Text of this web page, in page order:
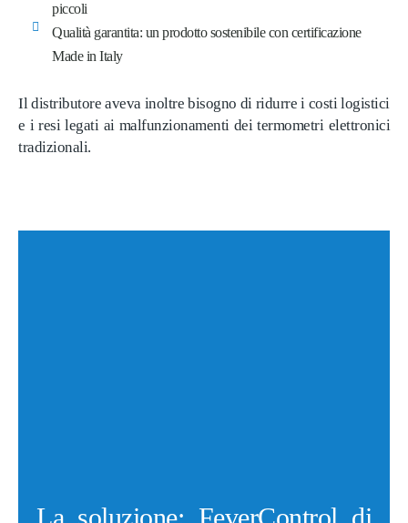
piccoli
Qualità garantita: un prodotto sostenibile con certificazione
Made in Italy
Il distributore aveva inoltre bisogno di ridurre i costi logistici
e i resi legati ai malfunzionamenti dei termometri elettronici
tradizionali.